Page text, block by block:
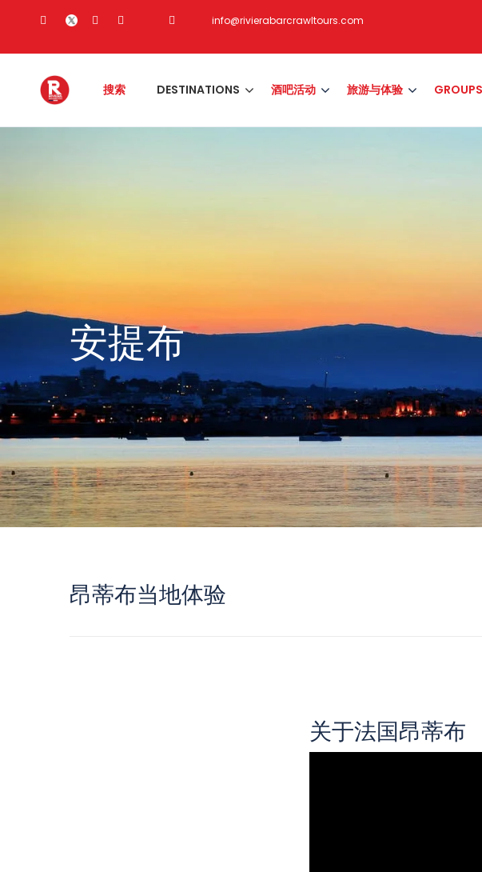
info@rivierabarcrawltours.com
搜索 DESTINATIONS 酒吧活动 旅游与体验
安提布
昂蒂布当地体验
关于法国昂蒂布